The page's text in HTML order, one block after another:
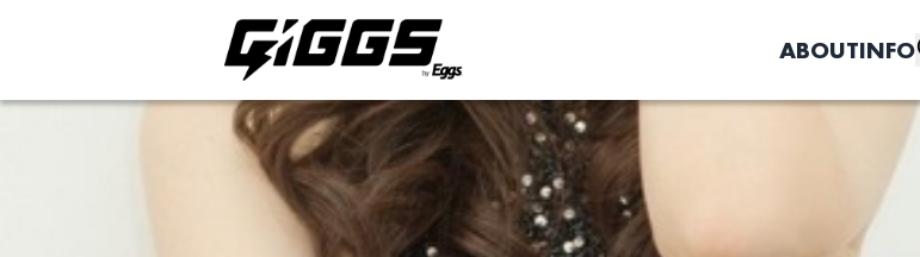
ABOUTINFO